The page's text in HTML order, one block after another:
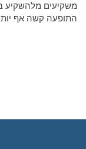
משקיעים מלהשקיע
התופעה קשה אף